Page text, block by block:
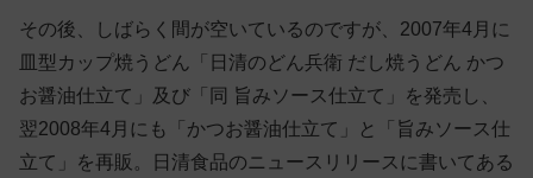
その後、しばらく間が空いているのですが、2007年4月に
皿型カップ焼うどん「日清のどん兵衛 だし焼うどん かつ
お醤油仕立て」及び「同 旨みソース仕立て」を発売し、
翌2008年4月にも「かつお醤油仕立て」と「旨みソース仕
立て」を再販。日清食品のニュースリリースに書いてある